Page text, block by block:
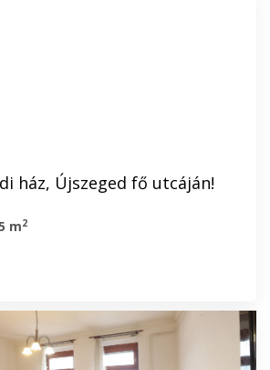
ház, Újszeged fő utcáján!
m2